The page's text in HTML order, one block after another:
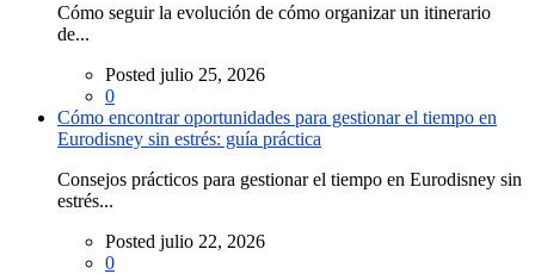
Cómo seguir la evolución de cómo organizar un itinerario
de...
Posted julio 25, 2026
0
Cómo encontrar oportunidades para gestionar el tiempo en
Eurodisney sin estrés: guía práctica
Consejos prácticos para gestionar el tiempo en Eurodisney sin
estrés...
Posted julio 22, 2026
0